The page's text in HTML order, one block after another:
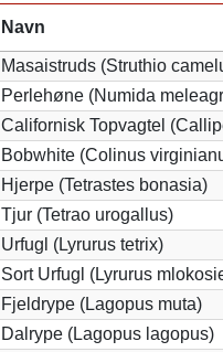
Navn
Masaistruds (Struthio
Perlehøne (Numida
Californisk Topvagtel
Bobwhite (Colinus
Hjerpe (Tetrastes bonasia)
Tjur (Tetrao urogallus)
Urfugl (Lyrurus tetrix)
Sort Urfugl (Lyrurus
Fjeldrype (Lagopus muta)
Dalrype (Lagopus lagopus)